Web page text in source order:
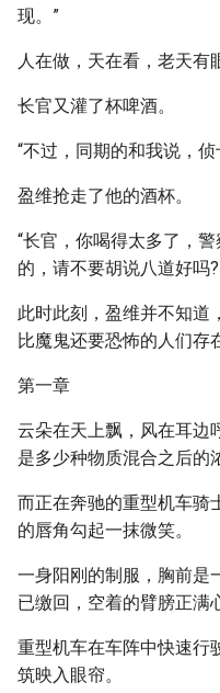
现。”
人在做，天在看，老天有
长官又灌了杯啤酒。
“不过，同期的和我说，
盈维抢走了他的酒杯。
“长官，你喝得太多了，
的，请不要胡说八道好吗
此时此刻，盈维并不知道
比魔鬼还要恐怖的人们存
第一章
云朵在天上飘，风在耳边
是多少种物质混合之后的
而正在奔驰的重型机车骑
的唇角勾起一抹微笑。
一身阳刚的制服，胸前是
已缴回，空着的臂膀正满
重型机车在车阵中快速行
筑映入眼帘。